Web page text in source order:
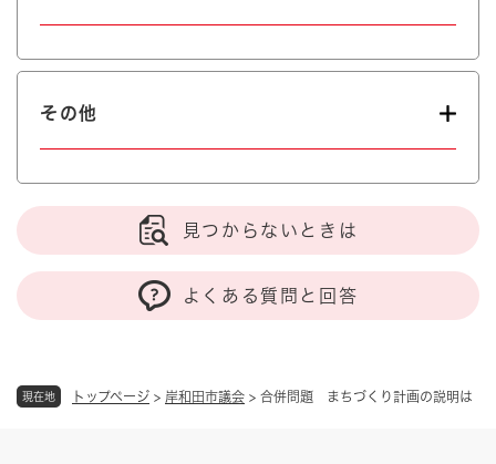
現在地 トップページ > 岸和田市議会 > 合併問題 まちづくり計画の説明は
その他
見つからないときは
よくある質問と回答